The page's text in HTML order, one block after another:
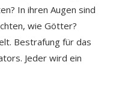
In ihren Augen sind
wie Götter?
Bestrafung für das
Jeder wird ein